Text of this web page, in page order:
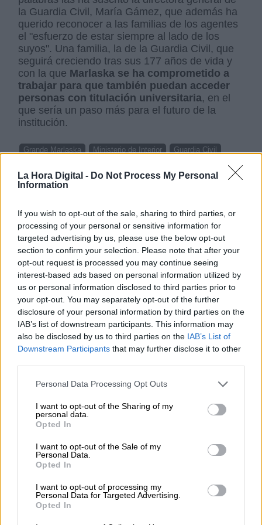
La Hora Digital - Do Not Process My Personal
Information
If you wish to opt-out of the sale, sharing to third parties, or
processing of your personal or sensitive information for
targeted advertising by us, please use the below opt-out
section to confirm your selection. Please note that after your
opt-out request is processed you may continue seeing
interest-based ads based on personal information utilized by
us or personal information disclosed to third parties prior to
your opt-out. You may separately opt-out of the further
disclosure of your personal information by third parties on the
IAB’s list of downstream participants. This information may
also be disclosed by us to third parties on the IAB’s List of
Downstream Participants that may further disclose it to other
Personal Data Processing Opt Outs
I want to opt-out of the Sharing of my
personal data.
Opted In
I want to opt-out of the Sale of my
Personal Data.
Opted In
I want to opt-out of processing my
Personal Data for Targeted Advertising.
Opted In
la Guardia Civil, María Gámez, que además ha
querido reconocer a las familias de los agentes
el "esfuerzo de estar siempre al lado de los
suyos". Una familia, la de la Guardia Civil, que
seguirá creciendo tras sus 177 años de vida y
con la que Marlaska se ha comprometido a
trabajar para que también puedan acceder
personas con titulación universitaria, en el
que sería un paso más para el futuro de la
institución.
Grande Marlaska Ministerio de Interior
Guardia Civil
Grande-Marlaska destaca el trabajo
contra la violencia machista